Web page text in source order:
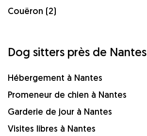
Couëron (2)
Dog sitters près de Nantes
Hébergement à Nantes
Promeneur de chien à Nantes
Garderie de jour à Nantes
Visites libres à Nantes